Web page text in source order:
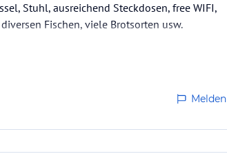
Stuhl, ausreichend Steckdosen, free WIFI,
Fischen, viele Brotsorten usw.
Melden